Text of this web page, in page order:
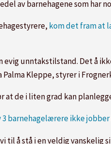
av barnehagene som har
kom det fram at
unntakstilstand. Det å
Kleppe, styrer i
at de i liten grad kan
3 barnehagelærere ikke
å stå i en veldig vanskelig